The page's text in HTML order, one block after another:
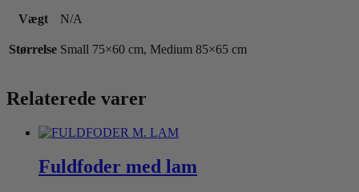
Vægt N/A
Størrelse Small 75×60 cm, Medium 85×65 cm
Relaterede varer
Fuldfoder med lam